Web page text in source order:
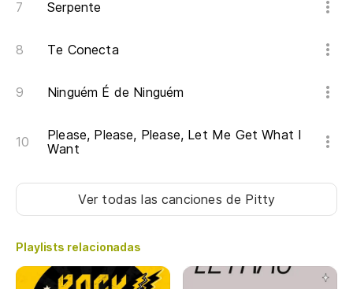
Serpente
Te Conecta
Ninguém É de Ninguém
Please, Please, Please, Let Me Get What I
Want
Ver todas las canciones de Pitty
Playlists relacionadas